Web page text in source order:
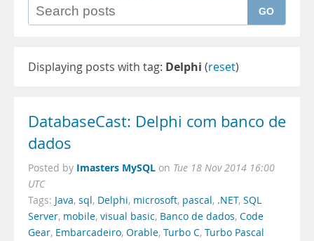
GO
Displaying posts with tag: Delphi (reset)
DatabaseCast: Delphi com banco de
dados
Posted by Imasters MySQL on Tue 18 Nov 2014 16:00
UTC
Tags: Java, sql, Delphi, microsoft, pascal, .NET, SQL
Server, mobile, visual basic, Banco de dados, Code
Gear, Embarcadeiro, Orable, Turbo C, Turbo Pascal